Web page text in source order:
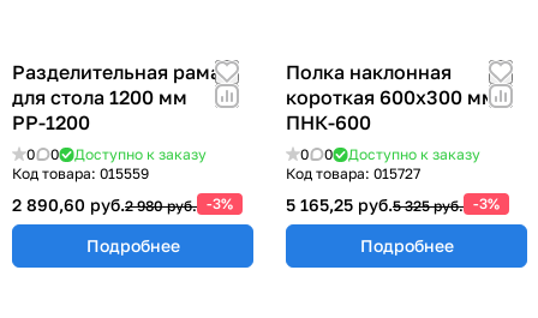
Разделительная рама
для стола 1200 мм
РР-1200
0 0
Доступно к заказу
Код товара: 015559
2 890,60 руб.2 980 руб. -3%
Подробнее
Полка наклонная
короткая 600х300 мм
ПНК-600
0 0
Доступно к заказу
Код товара: 015727
5 165,25 руб.5 325 руб. -3%
Подробнее